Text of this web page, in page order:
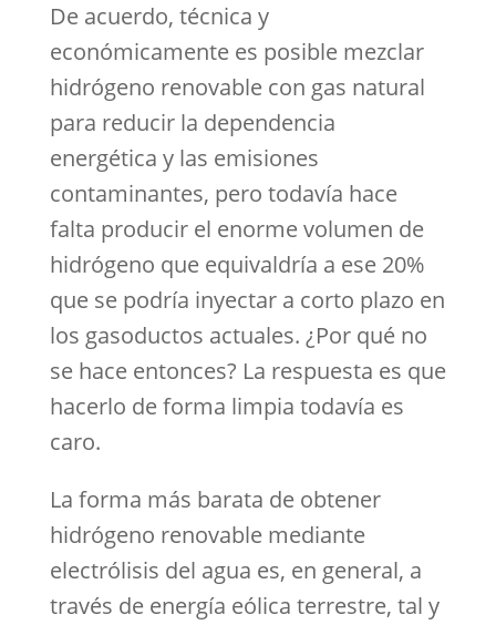
De acuerdo, técnica y
económicamente es posible mezclar
hidrógeno renovable con gas natural
para reducir la dependencia
energética y las emisiones
contaminantes, pero todavía hace
falta producir el enorme volumen de
hidrógeno que equivaldría a ese 20%
que se podría inyectar a corto plazo en
los gasoductos actuales. ¿Por qué no
se hace entonces? La respuesta es que
hacerlo de forma limpia todavía es
caro.
La forma más barata de obtener
hidrógeno renovable mediante
electrólisis del agua es, en general, a
través de energía eólica terrestre, tal y